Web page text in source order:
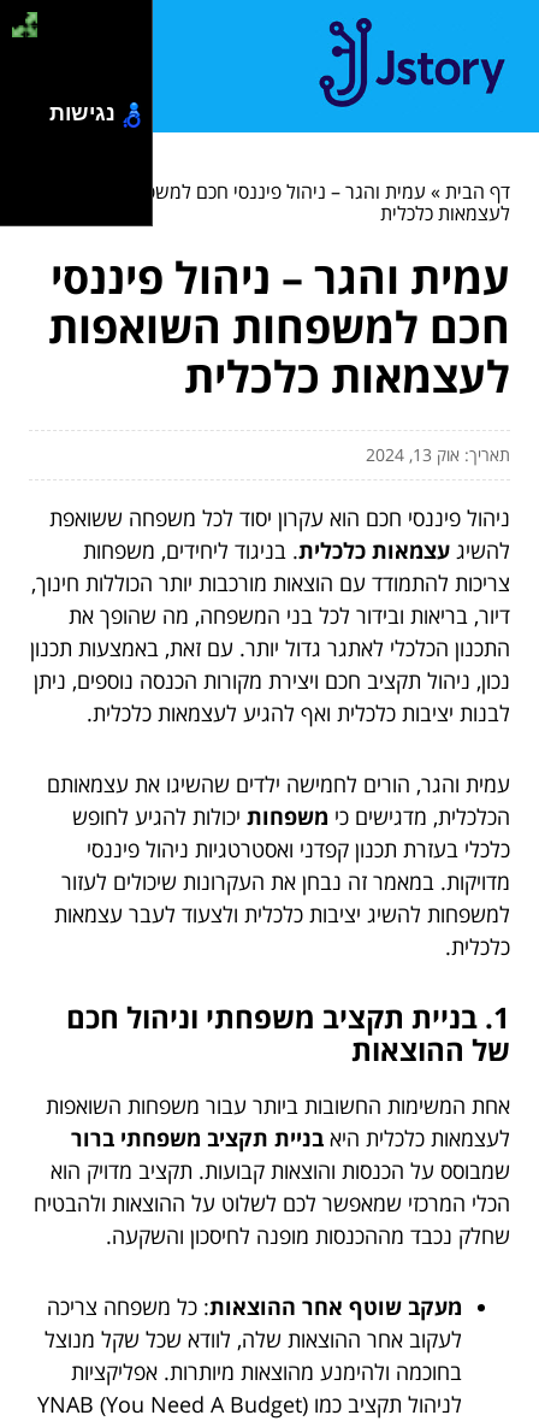
דף הבית» עמית והגר – ניהול פיננסי חכם למשפחות השואפות
לעצמאות כלכלית
עמית והגר – ניהול פיננסי
חכם למשפחות השואפות
לעצמאות כלכלית
תאריך: אוק 13, 2024
ניהול פיננסי חכם הוא עקרון יסוד לכל משפחה ששואפת
להשיג עצמאות כלכלית. בניגוד ליחידים, משפחות
צריכות להתמודד עם הוצאות מורכבות יותר הכוללות חינוך,
דיור, בריאות ובידור לכל בני המשפחה, מה שהופך את
התכנון הכלכלי לאתגר גדול יותר. עם זאת, באמצעות תכנון
נכון, ניהול תקציב חכם ויצירת מקורות הכנסה נוספים, ניתן
לבנות יציבות כלכלית ואף להגיע לעצמאות כלכלית.
עמית והגר, הורים לחמישה ילדים שהשיגו את עצמאותם
הכלכלית, מדגישים כי משפחות יכולות להגיע לחופש
כלכלי בעזרת תכנון קפדני ואסטרטגיות ניהול פיננסי
מדויקות. במאמר זה נבחן את העקרונות שיכולים לעזור
למשפחות להשיג יציבות כלכלית ולצעוד לעבר עצמאות
כלכלית.
1. בניית תקציב משפחתי וניהול חכם
של ההוצאות
אחת המשימות החשובות ביותר עבור משפחות השואפות
לעצמאות כלכלית היא בניית תקציב משפחתי ברור
שמבוסס על הכנסות והוצאות קבועות. תקציב מדויק הוא
הכלי המרכזי שמאפשר לכם לשלוט על ההוצאות ולהבטיח
שחלק נכבד מההכנסות מופנה לחיסכון והשקעה.
מעקב שוטף אחר ההוצאות: כל משפחה צריכה
לעקוב אחר ההוצאות שלה, לוודא שכל שקל מנוצל
בחוכמה ולהימנע מהוצאות מיותרות. אפליקציות
לניהול תקציב כמו YNAB (You Need A Budget)
נגישות